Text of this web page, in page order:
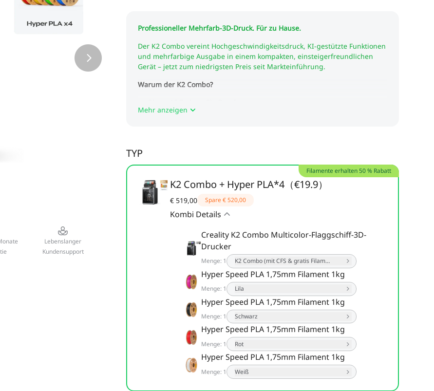
Lebenslanger
Kundensupport
Mehr anzeigen
TYP
K2 Combo + Hyper PLA*4（€19.9）
€ 519,00 Spare€ 520,00
Kombi Details
Filamente erhalten 50 % Rabatt
Creality K2 Combo Multicolor-Flaggschiff-3D-
Drucker
Menge: 1 K2 Combo (mit CFS & gratis Filament)
Hyper Speed PLA 1,75mm Filament 1kg
Menge: 1 Lila
Hyper Speed PLA 1,75mm Filament 1kg
Menge: 1 Schwarz
Hyper Speed PLA 1,75mm Filament 1kg
Menge: 1 Rot
Hyper Speed PLA 1,75mm Filament 1kg
Menge: 1 Weiß